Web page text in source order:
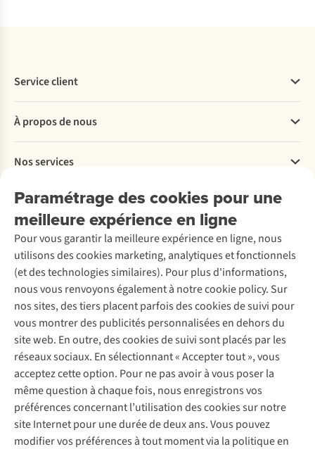
Paramétrage des cookies pour une
meilleure expérience en ligne
Pour vous garantir la meilleure expérience en ligne, nous
utilisons des cookies marketing, analytiques et fonctionnels
(et des technologies similaires). Pour plus d'informations,
nous vous renvoyons également à notre cookie policy. Sur
nos sites, des tiers placent parfois des cookies de suivi pour
vous montrer des publicités personnalisées en dehors du
site web. En outre, des cookies de suivi sont placés par les
réseaux sociaux. En sélectionnant « Accepter tout », vous
acceptez cette option. Pour ne pas avoir à vous poser la
même question à chaque fois, nous enregistrons vos
préférences concernant l’utilisation des cookies sur notre
site Internet pour une durée de deux ans. Vous pouvez
modifier vos préférences à tout moment via la politique en
Service client
Commander
Payer
Livraison
Rétractation d'une commande
Entretien & réparations
Garantie
Contactez-nous
À propos de nous
Explore More
À propos d’Ayacucho
Nos magasins
À propos d’A.S.Adventure
Déclaration d'accessibilité
Nos services
Location / Location sports d’hiver
Entretien de ski
Service de lavage
Entretien de chaussures
Réparation de chaussures
Réparation de vêtements
Retouches
Pour les entreprises
Découvrez
A.S.Magazine
Explore Camp
Gear Check
Expertise & conseils
Abonnez-vous à la newsletter
Suivez-nous
Mentions légales
Politique de confidentialité